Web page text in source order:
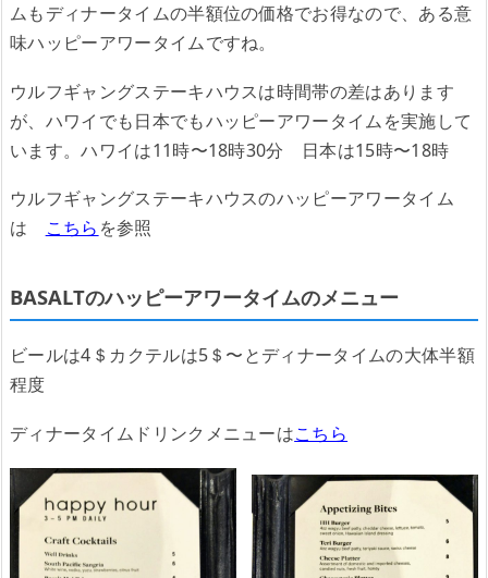
ムもディナータイムの半額位の価格でお得なので、ある意
味ハッピーアワータイムですね。
ウルフギャングステーキハウスは時間帯の差はあります
が、ハワイでも日本でもハッピーアワータイムを実施して
います。ハワイは11時〜18時30分 日本は15時〜18時
ウルフギャングステーキハウスのハッピーアワータイム
は
こちら を参照
BASALTのハッピーアワータイムのメニュー
ビールは4＄カクテルは5＄〜とディナータイムの大体半額
程度
ディナータイムドリンクメニューはこちら